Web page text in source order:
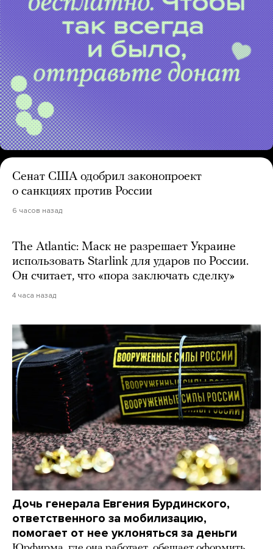
Сенат США одобрил законопроект
о санкциях против России
6 часов назад
The Atlantic: Маск не разрешает Украине
использовать Starlink для ударов по России.
Он считает, что «пора заключать сделку»
4 часа назад
Дочь генерала Евгения Бурдинского,
ответственного за мобилизацию,
помогает от нее уклоняться за деньги